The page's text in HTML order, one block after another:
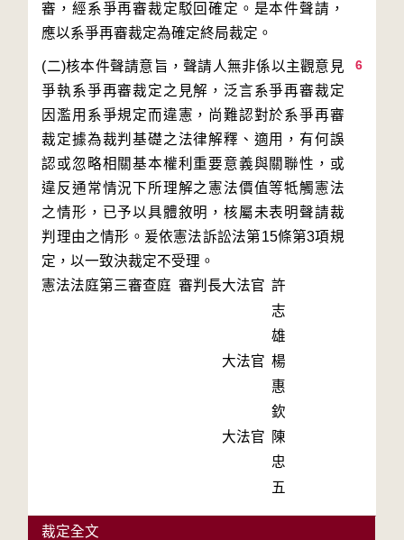
審，經系爭再審裁定駁回確定。是本件聲請，
6
(二)核本件聲請意旨，聲請人無非係以主觀意見
爭執系爭再審裁定之見解，泛言系爭再審裁定
因濫用系爭規定而違憲，尚難認對於系爭再審
裁定據為裁判基礎之法律解釋、適用，有何誤
認或忽略相關基本權利重要意義與關聯性，或
違反通常情況下所理解之憲法價值等牴觸憲法
之情形，已予以具體敘明，核屬未表明聲請裁
判理由之情形。爰依憲法訴訟法第15條第3項規
定，以一致決裁定不受理。
憲法法庭第三審查庭 審判長大法官 許
志
雄
大法官 楊
惠
欽
大法官
陳
忠
五
裁定全文